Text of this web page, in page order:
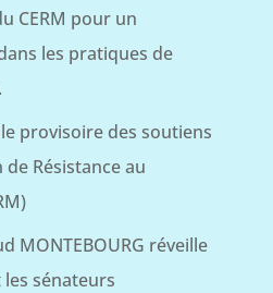
CERM pour un
les pratiques de
provisoire des soutiens
Résistance au
MONTEBOURG réveille
sénateurs